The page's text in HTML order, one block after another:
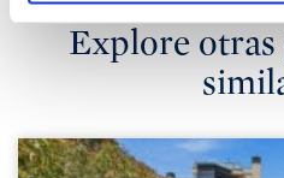
Explore